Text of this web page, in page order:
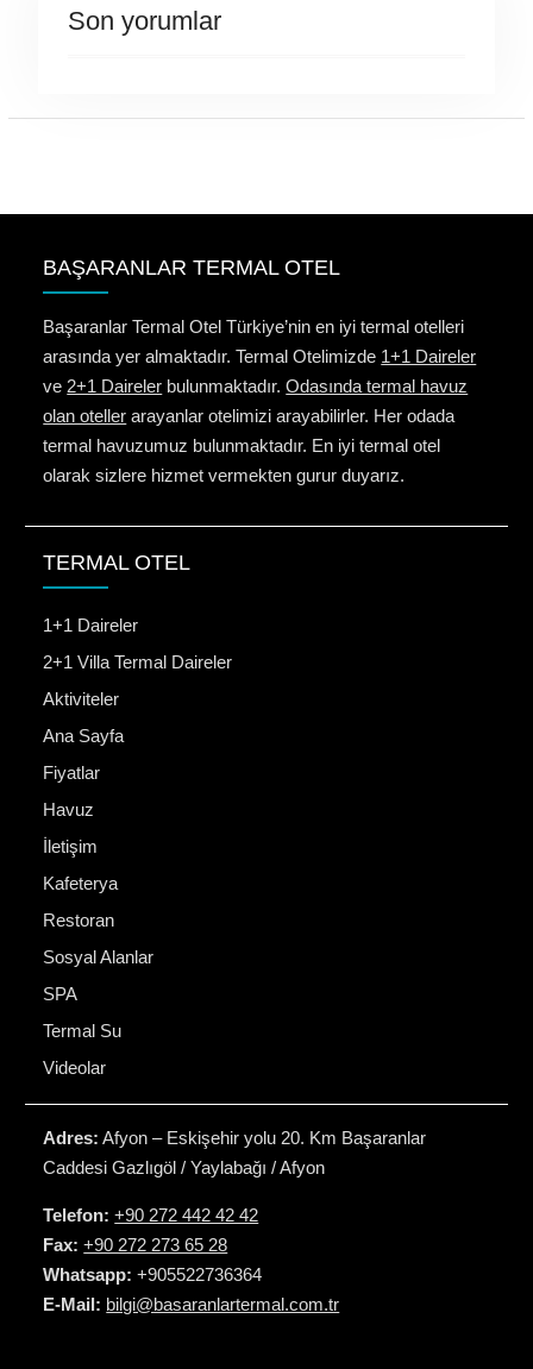
Son yorumlar
BAŞARANLAR TERMAL OTEL
Başaranlar Termal Otel Türkiye’nin en iyi termal otelleri
arasında yer almaktadır. Termal Otelimizde 1+1 Daireler
ve 2+1 Daireler bulunmaktadır.Odasında termal havuz
olan oteller arayanlar otelimizi arayabilirler. Her odada
termal havuzumuz bulunmaktadır. En iyi termal otel
olarak sizlere hizmet vermekten gurur duyarız.
TERMAL OTEL
1+1 Daireler
2+1 Villa Termal Daireler
Aktiviteler
Ana Sayfa
Fiyatlar
Havuz
İletişim
Kafeterya
Restoran
Sosyal Alanlar
SPA
Termal Su
Videolar
Adres: Afyon – Eskişehir yolu 20. Km Başaranlar
Caddesi Gazlıgöl / Yaylabağı / Afyon
Telefon: +90 272 442 42 42
Fax: +90 272 273 65 28
Whatsapp: +905522736364
E-Mail: bilgi@basaranlartermal.com.tr